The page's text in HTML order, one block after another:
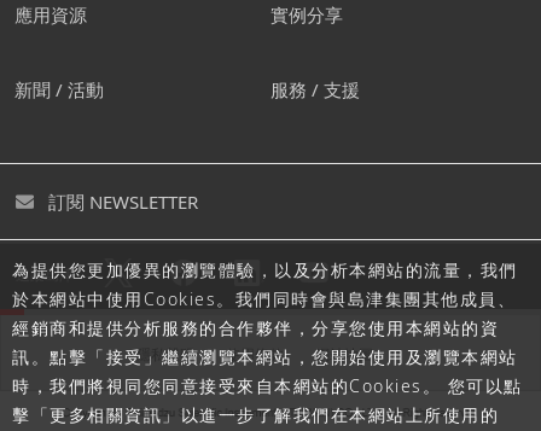
為提供您更加優異的瀏覽體驗，以及分析本網站的流量，我們
於本網站中使用Cookies。我們同時會與島津集團其他成員、
經銷商和提供分析服務的合作夥伴，分享您使用本網站的資
訊。點擊「接受」繼續瀏覽本網站，您開始使用及瀏覽本網站
時，我們將視同您同意接受來自本網站的Cookies。 您可以點
擊「更多相關資訊」以進一步了解我們在本網站上所使用的
應用資源 實例分享
新聞 / 活動 服務 / 支援
訂閱 NEWSLETTER
追蹤島津
隱私聲明 使用條款 網站地圖